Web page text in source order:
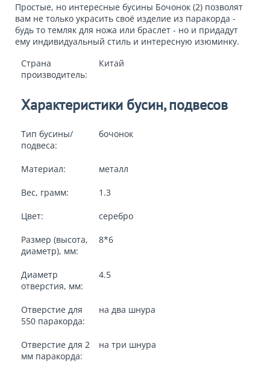
Простые, но интересные бусины Бочонок (2) позволят
вам не только украсить своё изделие из паракорда -
будь то темляк для ножа или браслет - но и придадут
ему индивидуальный стиль и интересную изюминку.
Страна
производитель:
Китай
Характеристики бусин, подвесов
Тип бусины/
подвеса:
бочонок
Материал: металл
Вес, грамм: 1.3
Цвет: серебро
Размер (высота,
диаметр), мм:
8*6
Диаметр
отверстия, мм:
4.5
Отверстие для
550 паракорда:
на два шнура
Отверстие для 2
мм паракорда:
на три шнура